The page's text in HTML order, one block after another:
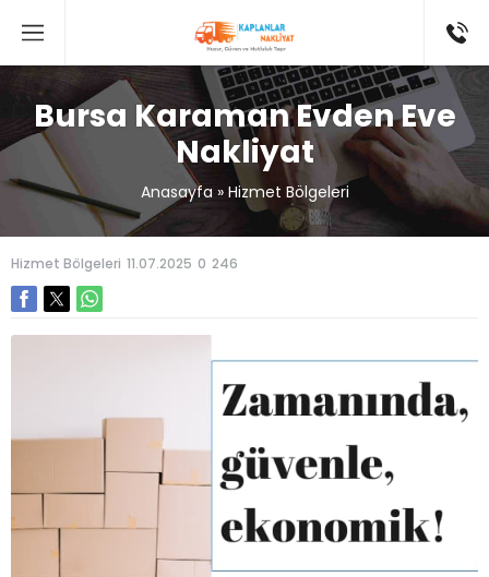
Bursa Karaman Evden Eve
Nakliyat
Anasayfa» Hizmet Bölgeleri
Hizmet Bölgeleri 11.07.2025 0 246